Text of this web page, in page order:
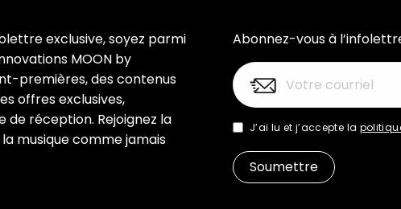
exclusive, soyez parmi
MOON by
premières, des contenus
offres exclusives,
réception. Rejoignez la
musique comme jamais
Abonnez-vous à
J’ai lu et j’accepte la